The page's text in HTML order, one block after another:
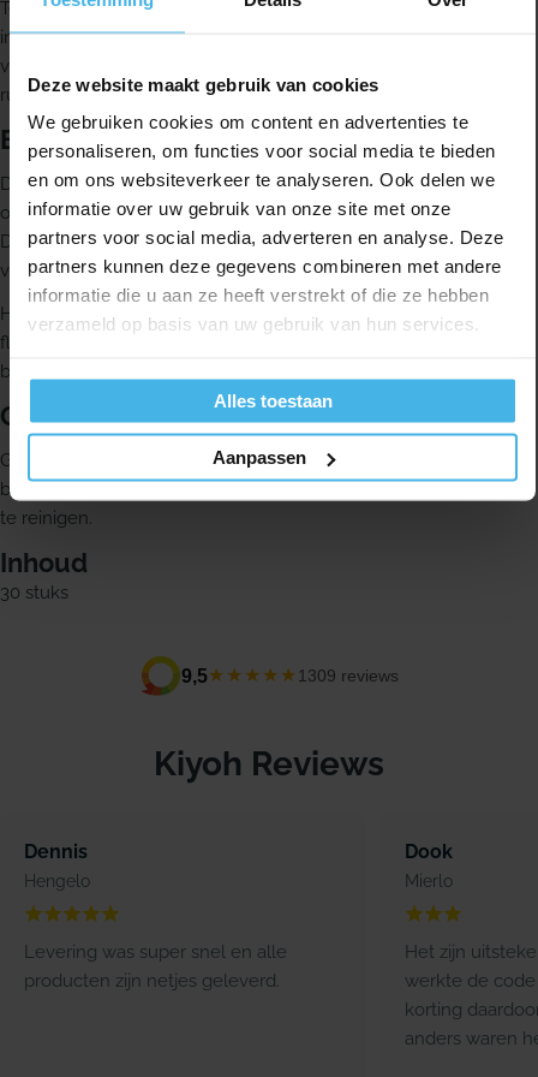
Deze website maakt gebruik van cookies
We gebruiken cookies om content en advertenties te
personaliseren, om functies voor social media te bieden
en om ons websiteverkeer te analyseren. Ook delen we
informatie over uw gebruik van onze site met onze
partners voor social media, adverteren en analyse. Deze
partners kunnen deze gegevens combineren met andere
informatie die u aan ze heeft verstrekt of die ze hebben
verzameld op basis van uw gebruik van hun services.
Alles toestaan
Aanpassen
TePe Bridge & Implant Floss is floss voor het reinigen van
implantaten, bruggen en beugels. Deze floss is ook geschikt
voor parodontale zorg en helpt je om moeilijk bereikbare
ruimtes goed schoon te maken.
Efficiënte reiniging
De floss heeft een dik, sponsachtig gedeelte dat speciaal is
ontworpen voor een eenvoudige en efficiënte reiniging.
Daarmee is TePe Bridge & Implant Floss geschikt voor het
verwijderen van plaque rond implantaten, bruggen en beugels.
Het stevige uiteinde werkt als flosgeleider. Daardoor kun je de
floss makkelijker in de ruimte aanbrengen en is een aparte
brugnaald overbodig.
Gebruik
Gebruik het stevige uiteinde om de floss in de ruimte aan te
brengen. Beweeg de floss daarna heen en weer om het gebied
te reinigen.
Inhoud
30 stuks
9,5★★★★★ 1309 reviews
Kiyoh Reviews
Dennis
Hengelo
Levering was super snel en alle
producten zijn netjes geleverd.
Dook
Mierlo
Het zijn
werkte de code
korting
anders waren